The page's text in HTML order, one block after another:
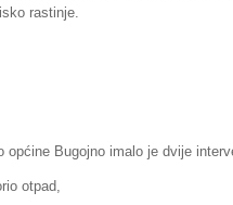
rastinje.
općine Bugojno imalo je dvije
otpad,